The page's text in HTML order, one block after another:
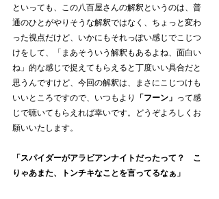
といっても、この八百屋さんの解釈というのは、普
通のひとがやりそうな解釈ではなく、ちょっと変わ
った視点だけど、いかにもそれっぽい感じでこじつ
けをして、「まあそういう解釈もあるよね、面白い
ね」的な感じで捉えてもらえると丁度いい具合だと
思うんですけど、今回の解釈は、まさにこじつけも
いいところですので、いつもより
「フーン」 って感
じで聴いてもらえれば幸いです。どうぞよろしくお
願いいたします。
「スパイダーがアラビアンナイトだったって？　こ
りゃあまた、トンチキなことを言ってるなぁ」